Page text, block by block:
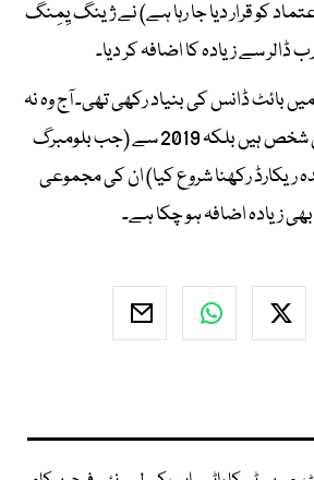
کو قرار دیا جا رہا ہے) نے ژینگ یِمِنگ
ژینگ یِمِنگ نے 2012 میں بائٹ ڈانس کی بنیاد رکھی تھی۔ آج وہ نہ
صرف چین کے امیر ترین شخص ہیں بلکہ 2019 سے (جب بلومبرگ
ریکارڈ رکھنا شروع کیا) ان کی مجموعی
زیادہ اضافہ ہو چکا ہے۔